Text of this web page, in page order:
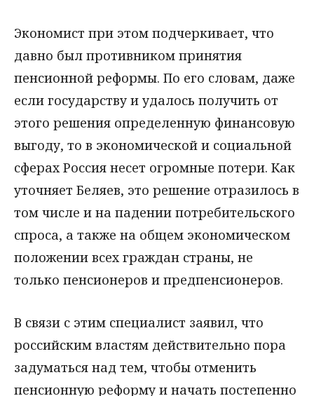
Экономист при этом подчеркивает, что
давно был противником принятия
пенсионной реформы. По его словам, даже
если государству и удалось получить от
этого решения определенную финансовую
выгоду, то в экономической и социальной
сферах Россия несет огромные потери. Как
уточняет Беляев, это решение отразилось в
том числе и на падении потребительского
спроса, а также на общем экономическом
положении всех граждан страны, не
только пенсионеров и предпенсионеров.
В связи с этим специалист заявил, что
российским властям действительно пора
задуматься над тем, чтобы отменить
пенсионную реформу и начать постепенно